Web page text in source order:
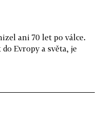
ani 70 let po válce.
Evropy a světa, je